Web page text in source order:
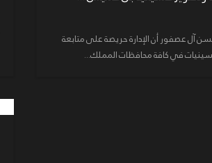
آل عصفور أن الإدارة حريصة على متابعة
في كافة محافظات المملك...